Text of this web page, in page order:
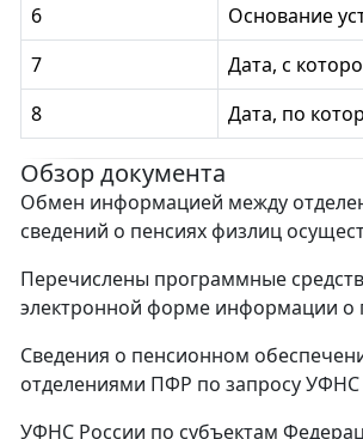
6
Основание
7
Дата, с
8
Дата, по
Обзор документа
Обмен информацией между
сведений о пенсиях физлиц
Перечислены программные
электронной форме информации о
Сведения о пенсионном
отделениями ПФР по запросу
УФНС России по субъектам